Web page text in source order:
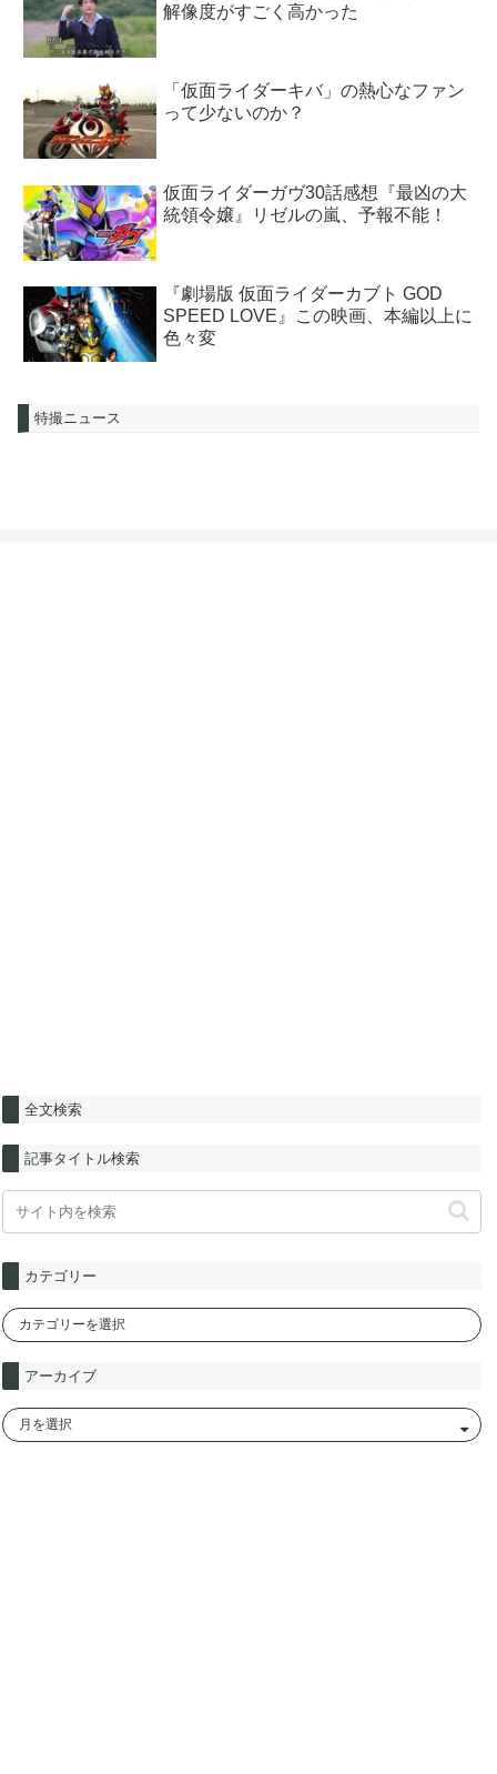
解像度がすごく高かった
「仮面ライダーキバ」の熱心なファン
って少ないのか？
仮面ライダーガヴ30話感想『最凶の大
統領令嬢』リゼルの嵐、予報不能！
『劇場版 仮面ライダーカブト GOD
SPEED LOVE』この映画、本編以上に
色々変
特撮ニュース
全文検索
記事タイトル検索
カテゴリー
アーカイブ